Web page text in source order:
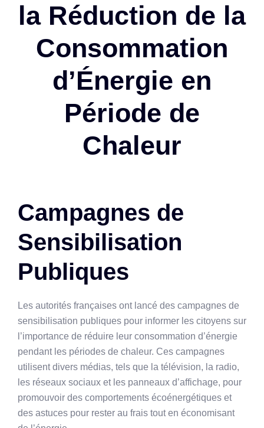
la Réduction de la
Consommation
d’Énergie en
Période de
Chaleur
Campagnes de
Sensibilisation
Publiques
Les autorités françaises ont lancé des campagnes de
sensibilisation publiques pour informer les citoyens sur
l’importance de réduire leur consommation d’énergie
pendant les périodes de chaleur. Ces campagnes
utilisent divers médias, tels que la télévision, la radio,
les réseaux sociaux et les panneaux d’affichage, pour
promouvoir des comportements écoénergétiques et
des astuces pour rester au frais tout en économisant